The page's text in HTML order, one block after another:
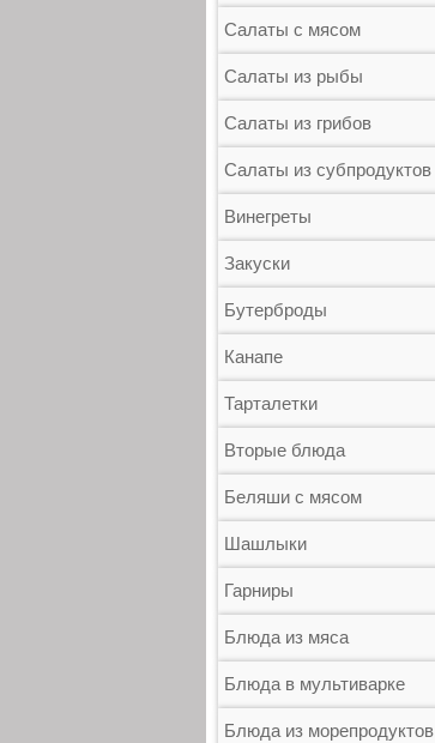
Салаты с мясом
Салаты из рыбы
Салаты из грибов
Салаты из субпродуктов
Винегреты
Закуски
Бутерброды
Канапе
Тарталетки
Вторые блюда
Беляши с мясом
Шашлыки
Гарниры
Блюда из мяса
Блюда в мультиварке
Блюда из морепродуктов